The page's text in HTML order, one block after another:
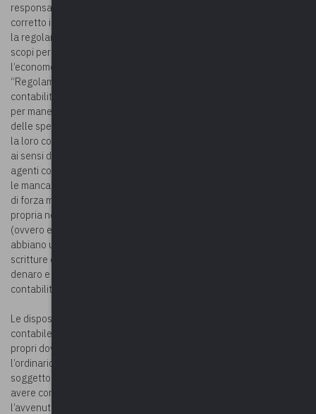
responsabile delle somme ricevute in anticipazione e del loro
corretto impiego, essendo tenuto a dimostrare nel conto giudiziale
la regolarità dei pagamenti eseguiti, in stretta correlazione agli
scopi per i quali sono state disposte le anticipazioni. In particolare,
l’economo è assoggettato alla responsabilità di cui all’art. 194 del
“Regolamento per l’amministrazione del patrimonio e per la
contabilità generale dello Stato”, approvato con R.D. n. 827/1924,
per maneggio di denaro pubblico e, per procedere all’effettuazione
delle spese, egli deve prima verificarne l’ammissibilità riscontrando
la loro conformità alle previsioni di legge e regolamentari. Inoltre,
ai sensi della disposizione dianzi citata e dell’art. 93 del T.U.E.L., gli
agenti contabili, per essere discaricati, devono fornire la prova che
le mancanze o la diminuzione del denaro siano avvenuti per causa
di forza maggiore o per fatti ad essi non imputabili, e non per
propria negligenza. In ogni caso, non vi può essere discarico
(ovvero esenzione da responsabilità) quando gli agenti contabili
abbiano usato irregolarità o trascuratezza nella tenuta delle
scritture corrispondenti e nelle spedizioni o nel ricevimento del
denaro e delle cose mobili (art. 194, comma 2, Regolamento
contabilità).
Le disposizioni in questione attribuiscono, dunque, all’agente
contabile l’onere di provare di avere esattamente adempiuto ai
propri doveri nella gestione del denaro pubblico, secondo
l’ordinario riparto dell’onere della prova, che attribuisce al
soggetto che eccepisce di essere esente da responsabilità, cioè di
avere correttamente adempiuto ai propri obblighi, di provare
l’avvenuto loro esatto adempimento (ex plurimis, Corte conti, Sez.